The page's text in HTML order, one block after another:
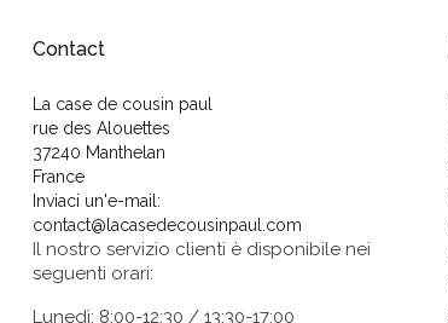
Contact
La case de cousin paul
rue des Alouettes
37240 Manthelan
France
Inviaci un'e-mail:
contact@lacasedecousinpaul.com
Il nostro servizio clienti è disponibile nei
seguenti orari:
Lunedì: 8:00-12:30 / 13:30-17:00